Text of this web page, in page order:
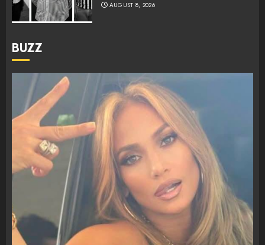
AUGUST 8, 2026
BUZZ